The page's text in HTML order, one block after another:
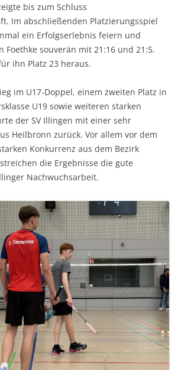
bis zum Schluss
Im abschließenden Platzierungsspiel
ein Erfolgserlebnis feiern und
Foethke souverän mit 21:16 und 21:5.
ihn Platz 23 heraus.
im U17-Doppel, einem zweiten Platz in
U19 sowie weiteren starken
der SV Illingen mit einer sehr
Heilbronn zurück. Vor allem vor dem
Konkurrenz aus dem Bezirk
die Ergebnisse die gute
Nachwuchsarbeit.